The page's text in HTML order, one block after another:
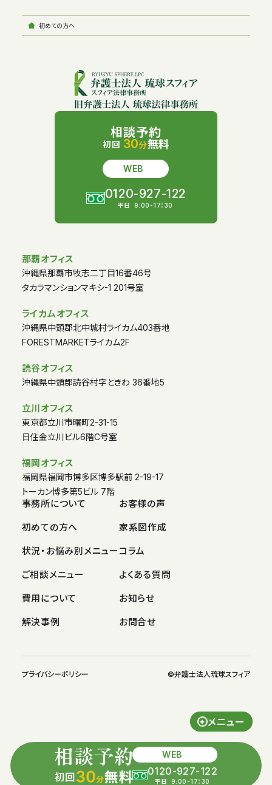
メニュー
初めての方へ
相談予約
初回 30分無料
WEB
0120-927-122
平日 9:00-17：30
那覇オフィス
沖縄県那覇市牧志二丁目16番46号
タカラマンションマキシ-1 201号室
ライカムオフィス
沖縄県中頭郡北中城村ライカム403番地
FORESTMARKETライカム2F
読谷オフィス
沖縄県中頭郡読谷村字ときわ 36番地5
立川オフィス
東京都立川市曙町2-31-15
日住金立川ビル6階C号室
福岡オフィス
福岡県福岡市博多区博多駅前 2-19-17
トーカン博多第5ビル 7階
事務所について
初めての方へ
状況・お悩み別メニュー
ご相談メニュー
費用について
解決事例
お客様の声
家系図作成
コラム
よくある質問
お知らせ
お問合せ
プライバシーポリシー ©︎弁護士法人琉球スフィア
WEB
0120-927-122
平日 9:00-17：30